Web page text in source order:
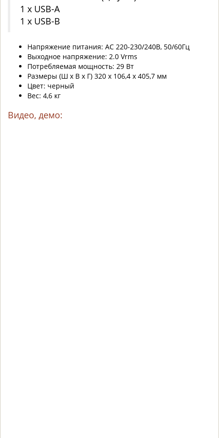
1 x USB-A
1 x USB-B
Напряжение питания: AC 220-230/240В, 50/60Гц
Выходное напряжение: 2.0 Vrms
Потребляемая мощность: 29 Вт
Размеры (Ш x В x Г) 320 х 106,4 х 405,7 мм
Цвет: черный
Вес: 4,6 кг
Видео, демо: